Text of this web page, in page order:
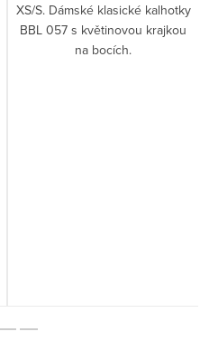
XS/S. Dámské klasické kalhotky
BBL 057 s květinovou krajkou
na bocích.